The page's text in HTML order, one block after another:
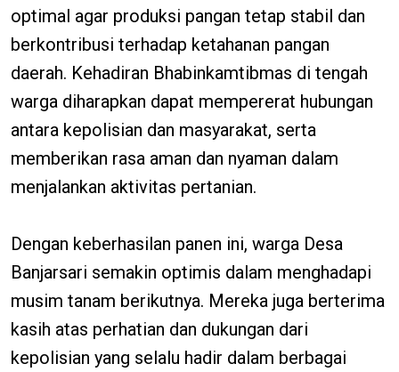
optimal agar produksi pangan tetap stabil dan
berkontribusi terhadap ketahanan pangan
daerah. Kehadiran Bhabinkamtibmas di tengah
warga diharapkan dapat mempererat hubungan
antara kepolisian dan masyarakat, serta
memberikan rasa aman dan nyaman dalam
menjalankan aktivitas pertanian.
Dengan keberhasilan panen ini, warga Desa
Banjarsari semakin optimis dalam menghadapi
musim tanam berikutnya. Mereka juga berterima
kasih atas perhatian dan dukungan dari
kepolisian yang selalu hadir dalam berbagai